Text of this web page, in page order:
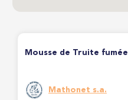
Mousse de Truite fumée
Mathonet s.a.